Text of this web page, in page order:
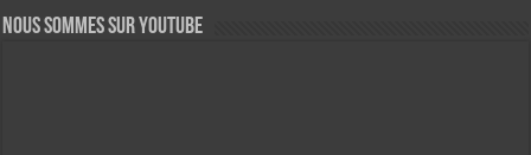
Nous sommes sur YouTube